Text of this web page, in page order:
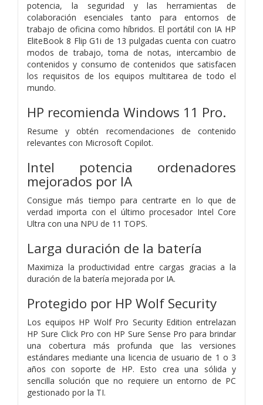
potencia, la seguridad y las herramientas de
colaboración esenciales tanto para entornos de
trabajo de oficina como híbridos. El portátil con IA HP
EliteBook 8 Flip G1i de 13 pulgadas cuenta con cuatro
modos de trabajo, toma de notas, intercambio de
contenidos y consumo de contenidos que satisfacen
los requisitos de los equipos multitarea de todo el
mundo.
HP recomienda Windows 11 Pro.
Resume y obtén recomendaciones de contenido
relevantes con Microsoft Copilot.
Intel potencia ordenadores
mejorados por IA
Consigue más tiempo para centrarte en lo que de
verdad importa con el último procesador Intel Core
Ultra con una NPU de 11 TOPS.
Larga duración de la batería
Maximiza la productividad entre cargas gracias a la
duración de la batería mejorada por IA.
Protegido por HP Wolf Security
Los equipos HP Wolf Pro Security Edition entrelazan
HP Sure Click Pro con HP Sure Sense Pro para brindar
una cobertura más profunda que las versiones
estándares mediante una licencia de usuario de 1 o 3
años con soporte de HP. Esto crea una sólida y
sencilla solución que no requiere un entorno de PC
gestionado por la TI.